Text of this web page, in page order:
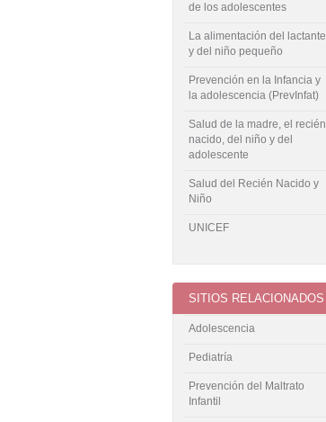
de los adolescentes
La alimentación del lactante
y del niño pequeño
Prevención en la Infancia y
la adolescencia (PrevInfat)
Salud de la madre, el recién
nacido, del niño y del
adolescente
Salud del Recién Nacido y
Niño
UNICEF
SITIOS RELACIONADOS
Adolescencia
Pediatría
Prevención del Maltrato
Infantil